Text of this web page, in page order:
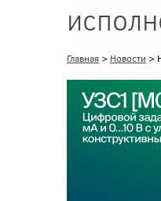
Главная > Новости >